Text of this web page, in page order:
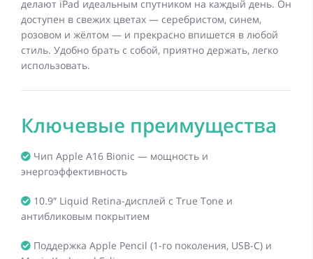
делают iPad идеальным спутником на каждый день. Он
доступен в свежих цветах — серебристом, синем,
розовом и жёлтом — и прекрасно впишется в любой
стиль. Удобно брать с собой, приятно держать, легко
использовать.
Ключевые преимущества
Чип Apple A16 Bionic — мощность и
энергоэффективность
10.9″ Liquid Retina-дисплей с True Tone и
антибликовым покрытием
Поддержка Apple Pencil (1-го поколения, USB-C) и